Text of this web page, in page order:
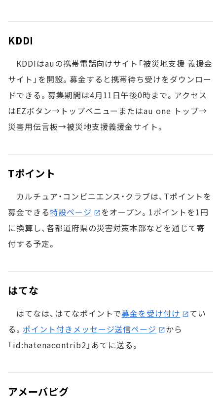
KDDI
KDDIはauの携帯電話向けサイト「被災地支援 義援金
サイト」を開設。募金すると携帯待ち受けをダウンロー
ドできる。募集期間は4月11日午後0時まで。アクセス
はEZボタン→トップペニューまたはau one トップ→
災害用伝言板→被災地支援義援金サイト。
Tポイント
カルチュア・コンビニエンス・クラブは、Tポイントを
募金できる特設ページ
をオープン。1ポイントを1円
に換算し、各都道府県の災害対策本部などを通じて寄
付する予定。
はてな
はてなは、はてなポイントで募金を受け付け
てい
る。 ポイント付きメッセージ送信ページ
から
「id:hatenacontrib2」あてに送る。
アメーバピグ